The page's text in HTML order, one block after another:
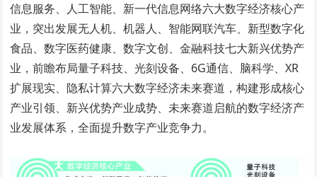
信息服务、人工智能、新一代信息网络六大数字经济核心产
业，突出发展无人机、机器人、智能网联汽车、新型数字化
食品、数字医药健康、数字文创、金融科技七大新兴优势产
业，前瞻布局量子科技、光刻设备、6G通信、脑科学、XR
扩展现实、隐私计算六大数字经济未来赛道，构建形成核心
产业引领、新兴优势产业成势、未来赛道启航的数字经济产
业发展体系，全面提升数字产业竞争力。